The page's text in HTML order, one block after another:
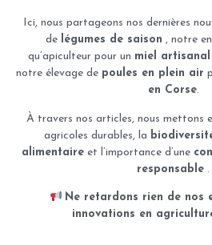
Ici, nous partageons nos dernières
de légumes de saison , notre
qu’apiculteur pour un miel
notre élevage de poules en plein air
en Corse.
À travers nos articles, nous mettons
agricoles durables, la
alimentaireet l’importance d’une
responsable .
Ne retardons rien de nos
innovations en